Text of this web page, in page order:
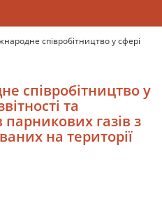
співробітництво у сфері
співробітництво у
та
парникових газів з
на території